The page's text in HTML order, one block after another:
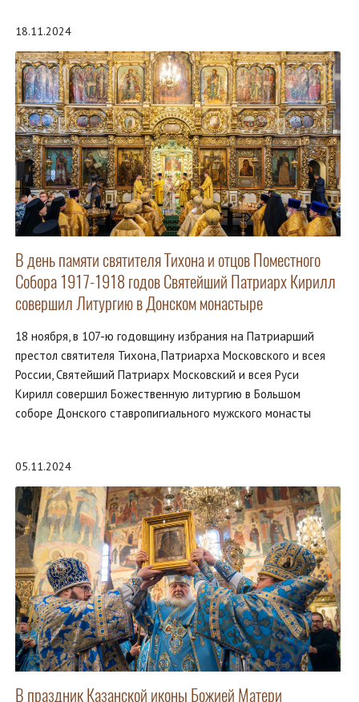
18.11.2024
В день памяти святителя Тихона и отцов Поместного
Собора 1917-1918 годов Святейший Патриарх Кирилл
совершил Литургию в Донском монастыре
18 ноября, в 107-ю годовщину избрания на Патриарший
престол святителя Тихона, Патриарха Московского и всея
России, Святейший Патриарх Московский и всея Руси
Кирилл совершил Божественную литургию в Большом
соборе Донского ставропигиального мужского монасты
05.11.2024
В праздник Казанской иконы Божией Матери